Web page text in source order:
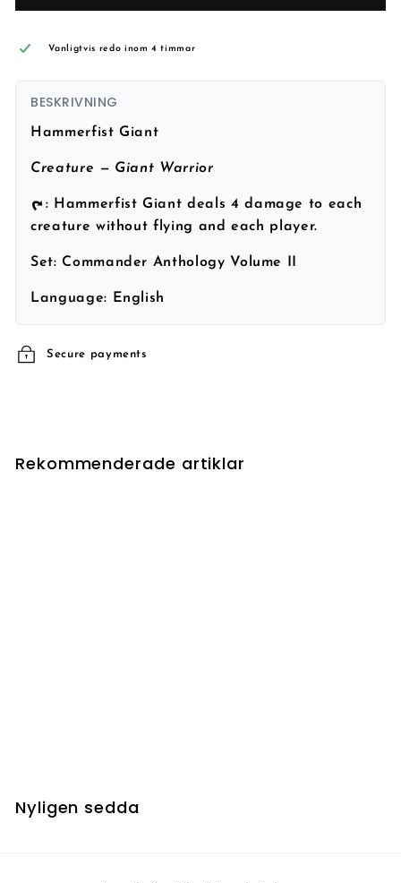
Vanligtvis redo inom 4 timmar
BESKRIVNING
Hammerfist Giant
Creature — Giant Warrior
: Hammerfist Giant deals 4 damage to each
creature without flying and each player.
Set:Commander Anthology Volume II
Language: English
Secure payments
Rekommenderade artiklar
Nyligen sedda